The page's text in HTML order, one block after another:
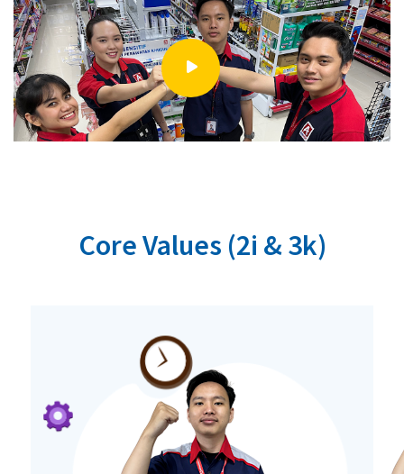
Core Values (2i & 3k)